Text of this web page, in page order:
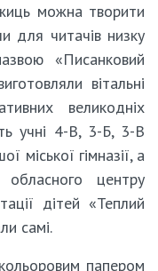
можна творити
для читачів низку
«Писанковий
вітальні
великодніх
учні 4-В, 3-Б, 3-В
гімназії, а
обласного центру
дітей «Теплий
самі.
папером